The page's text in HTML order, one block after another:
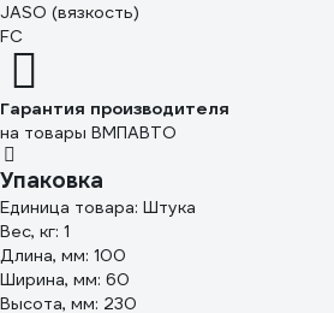
JASO (вязкость)
FC
Гарантия производителя
на товары ВМПАВТО
Упаковка
Единица товара: Штука
Вес, кг: 1
Длина, мм: 100
Ширина, мм: 60
Высота, мм: 230